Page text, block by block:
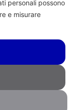
& C. SAS - Via A.
personali possono
e misurare